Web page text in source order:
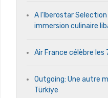
A l’Iberostar
immersion culinaire
Air France célèbre les
Outgoing: Une autre
Türkiye